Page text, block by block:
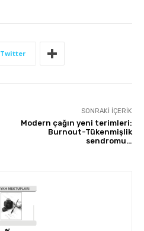
Twitter
SONRAKI İÇERIK
Modern çağın yeni terimleri:
Burnout-Tükenmişlik
sendromu…